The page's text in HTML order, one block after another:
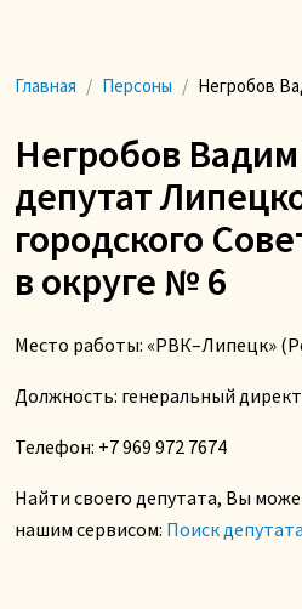
Главная Персоны Негробов
Негробов
депутат
городского
в округе № 6
Место работы: «РВК–Липецк»
Должность: генеральный
Телефон: +7 969 972 7674
Найти своего депутата, Вы
нашим сервисом: Поиск